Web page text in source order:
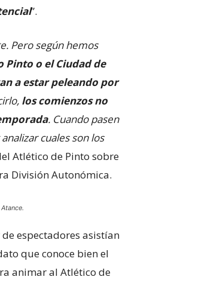
”.
Pero según hemos
Pinto o el Ciudad de
a estar peleando por
los comienzos no
. Cuando pasen
cuales son los
Atlético de Pinto sobre
División Autonómica.
espectadores asistían
que conoce bien el
animar al Atlético de